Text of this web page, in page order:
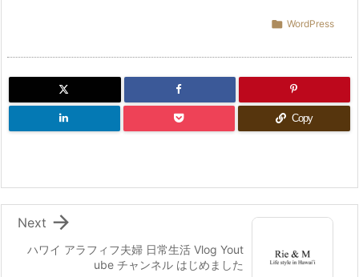
 WordPress
Copy
ハワイ アラフィフ夫婦 日常生活 Vlog Yout
ube チャンネル はじめました

Next